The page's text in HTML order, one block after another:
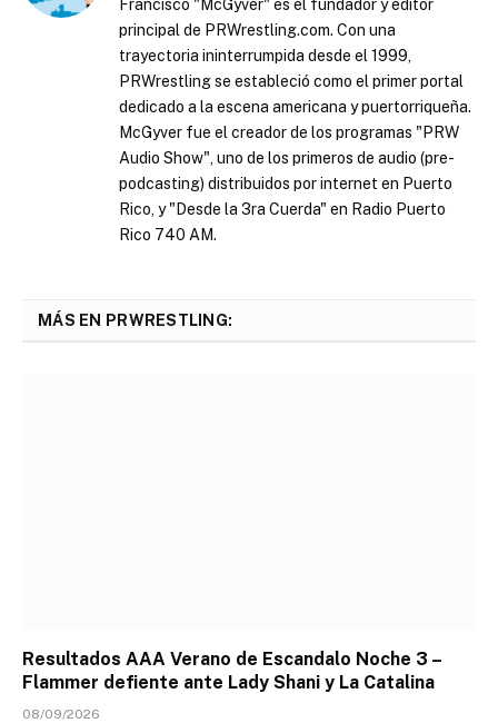
Francisco "McGyver" es el fundador y editor
principal de PRWrestling.com. Con una
trayectoria ininterrumpida desde el 1999,
PRWrestling se estableció como el primer portal
dedicado a la escena americana y puertorriqueña.
McGyver fue el creador de los programas "PRW
Audio Show", uno de los primeros de audio (pre-
podcasting) distribuidos por internet en Puerto
Rico, y "Desde la 3ra Cuerda" en Radio Puerto
Rico 740 AM.
MÁS EN PRWRESTLING:
Resultados AAA Verano de Escandalo Noche 3 –
Flammer defiente ante Lady Shani y La Catalina
08/09/2026